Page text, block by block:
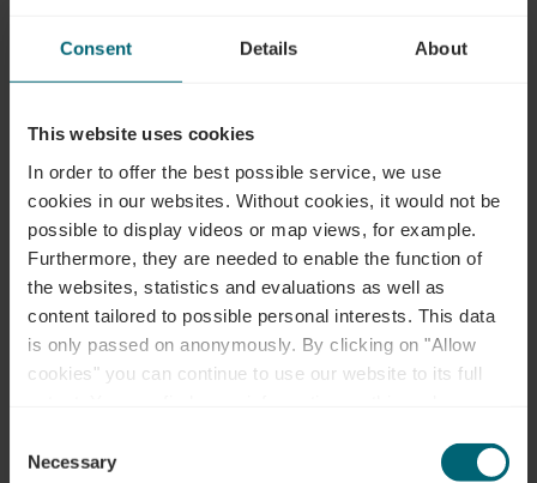
Consent Details About
This website uses cookies
In order to offer the best possible service, we use
cookies in our websites. Without cookies, it would not be
possible to display videos or map views, for example.
Furthermore, they are needed to enable the function of
the websites, statistics and evaluations as well as
content tailored to possible personal interests. This data
is only passed on anonymously. By clicking on "Allow
cookies" you can continue to use our website to its full
time.
Selection
Necessary
Responsables féminins
Trouver une auberge de jeunesse
Equipements et extras